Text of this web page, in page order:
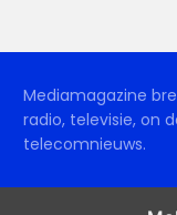
Mediamagazine
radio, televisie, on
telecomnieuws.